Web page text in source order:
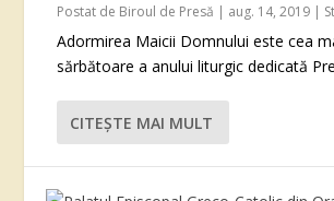
Postat de Biroul de Presă | aug. 14, 2019 |
Adormirea Maicii Domnului este cea
sărbătoare a anului liturgic dedicată
CITEŞTE MAI MULT